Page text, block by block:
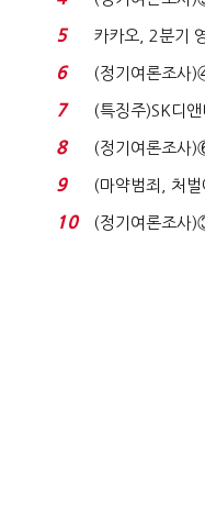
7%…일주일 만
5
카카오, 2분기
비 36% 증가...
6
(정기여론조사
원 '양강'…서미
7
(특징주)SK디
장 초반 상한가
8
(정기여론조사
31.0%…오차
9
(마약범죄, 처
독)"마약은 전
10
(정기여론조사